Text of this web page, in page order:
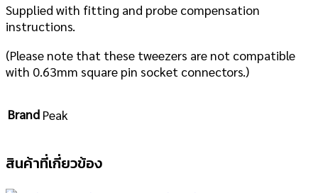
Supplied with fitting and probe compensation
instructions.
(Please note that these tweezers are not compatible
with 0.63mm square pin socket connectors.)
Brand Peak
สินค้าที่เกี่ยวข้อง